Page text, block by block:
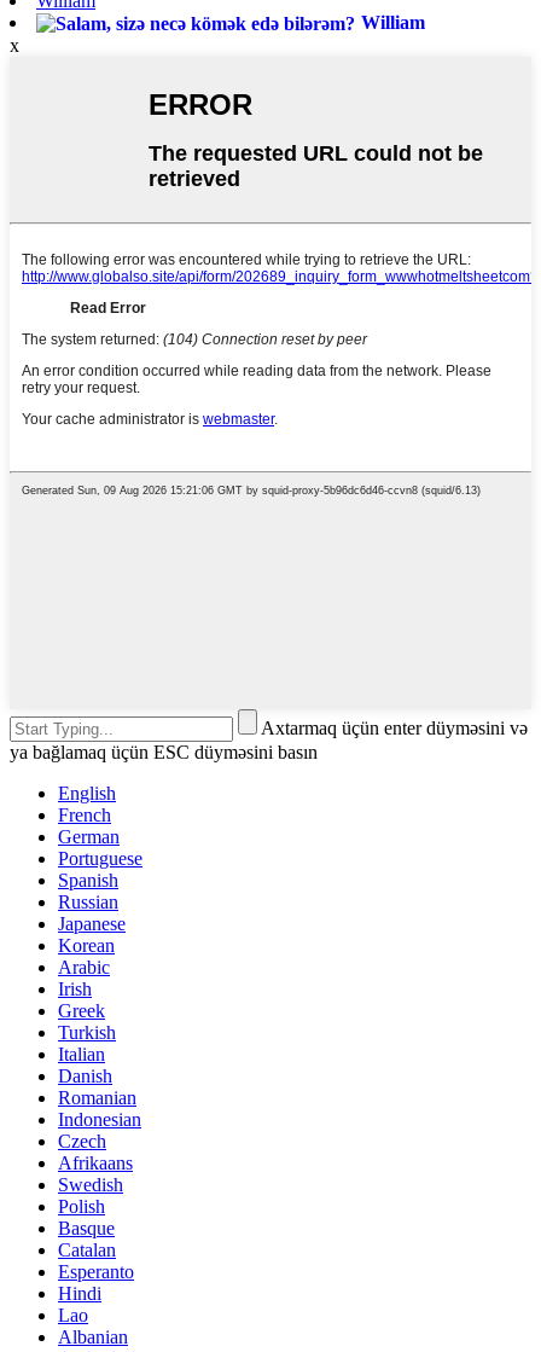
William
x
Axtarmaq üçün enter düyməsini və
ya bağlamaq üçün ESC düyməsini basın
English
French
German
Portuguese
Spanish
Russian
Japanese
Korean
Arabic
Irish
Greek
Turkish
Italian
Danish
Romanian
Indonesian
Czech
Afrikaans
Swedish
Polish
Basque
Catalan
Esperanto
Hindi
Lao
Albanian